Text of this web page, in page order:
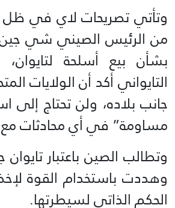
وتأتي تصريحات لاي في ظل
من الرئيس الصيني شي
بشأن بيع أسلحة
التايواني أكد أن الولايات
جانب بلاده، ولن تحتاج إلى
مساومة” في أي محادثات
وتطالب الصين باعتبار تايوان
وهددت باستخدام القوة
الحكم الذاتي لسيطرتها.